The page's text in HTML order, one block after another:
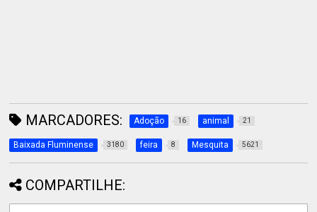
MARCADORES: Adoção 16 animal 21
Baixada Fluminense 3180 feira 8 Mesquita 5621
COMPARTILHE: